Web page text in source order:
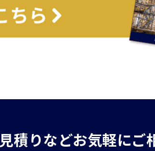
積りなどお気軽にご